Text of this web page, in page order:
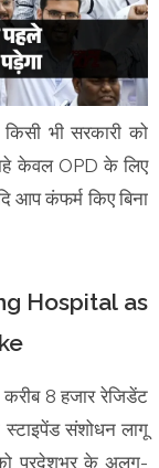
भी सरकारी को
केवल OPD के लिए
आप कंफर्म किए बिना
Hospital as
8 हजार रेजिडेंट
संशोधन लागू
को प्रदेशभर के अलग-